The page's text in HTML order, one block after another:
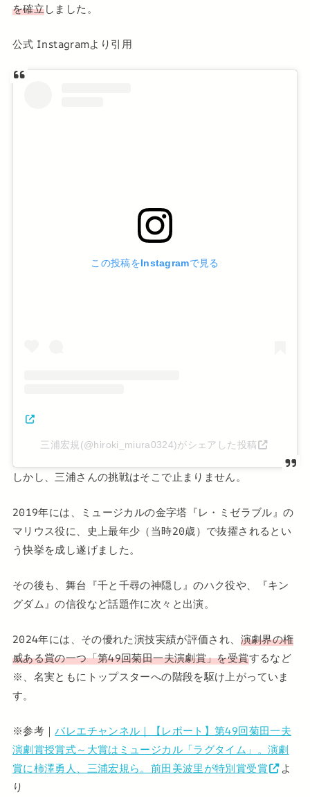
を確立しました。
公式 Instagramより引用
この投稿をInstagramで見る
三浦宏規(@hiroki_miura0324)がシェアした投稿
しかし、三浦さんの挑戦はそこで止まりません。
2019年には、ミュージカルの金字塔『レ・ミゼラブル』の
マリウス役に、史上最年少（当時20歳）で抜擢されるとい
う快挙を成し遂げました。
その後も、舞台『千と千尋の神隠し』のハク役や、『キン
グダム』の信役など話題作に次々と出演。
2024年には、その優れた演技実績が評価され、 演劇界の権
威ある賞の一つ「第49回菊田一夫演劇賞」を受賞するなど
※、名実ともにトップスターへの階段を駆け上がっていま
す。
※参考｜バレエチャンネル｜【レポート】第49回菊田一夫
演劇賞授賞式～大賞はミュージカル「ラグタイム」。演劇
賞に柿澤勇人、三浦宏規ら。前田美波里が特別賞受賞
よ
り